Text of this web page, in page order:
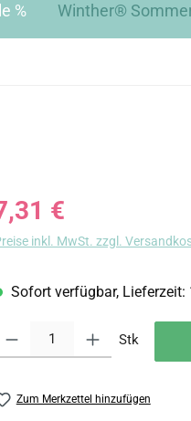
% Winther®
Preis:
€
inkl. MwSt. zzgl.
Sofort verfügbar, Lieferzeit:
Stk
Zum Merkzettel hinzufügen